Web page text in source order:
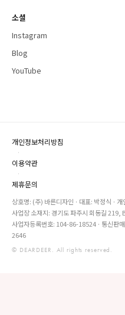
소셜
Instagram
Blog
YouTube
개인정보처리방침
·
이용약관
·
제휴문의
상호명: (주) 바른디자인 · 대표: 박정식 ·
사업장 소재지: 경기도 파주시 회동길 219,
사업자등록번호: 104-86-18524 · 통신판
2646
© DEARDEER. All rights reserved.